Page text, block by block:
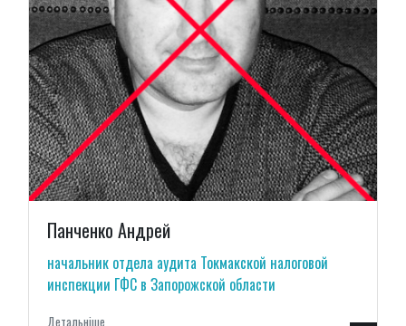
Панченко Андрей
начальник отдела аудита Токмакской налоговой
инспекции ГФС в Запорожской области
Детальнiше